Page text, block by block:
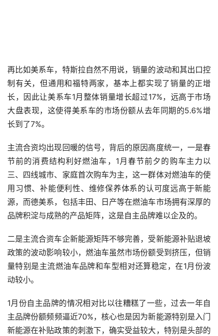
再比如美系车，特斯拉自然不用说，销量的波动和其出口控
制有关，但通用和福特两家，基本上都实现了销量的正增
长，因此让美系车1月整体销量增长超过17%，远高于市场
大盘表现，这使得美系车的市场份额从去年同期的5.6%增
长到了7%。
主流合资均出现回暖的信号，背后的原因高度统一，一是春
节前的消费结构利好燃油车，1月春节前夕的购车主力以
三、四线城市、家庭首次购车为主，这一群体对燃油车的使
用习惯、补能便利性、维修保养体系的认可度远高于新能
源，而德美系，包括丰田、日产等在燃油车市场拥有深厚的
品牌积淀与成熟的产品矩阵，这是自主品牌难以企及的。
二是主流合资车企新能源矩阵不够完善，受新能源补贴退坡
政策的波动影响较小，燃油车虽然市场份额受到挤压，但销
量特别是主流燃油车品牌和车型相对还算稳定，在1月份波
动较小。
1月份自主品牌的情况相对比以往糟糕了一些，过去一年自
主品牌份额频频逼近70%，核心也是因为新能源特别是入门
新能源在补贴政策的刺激下，确实受益较大，特别是头部的